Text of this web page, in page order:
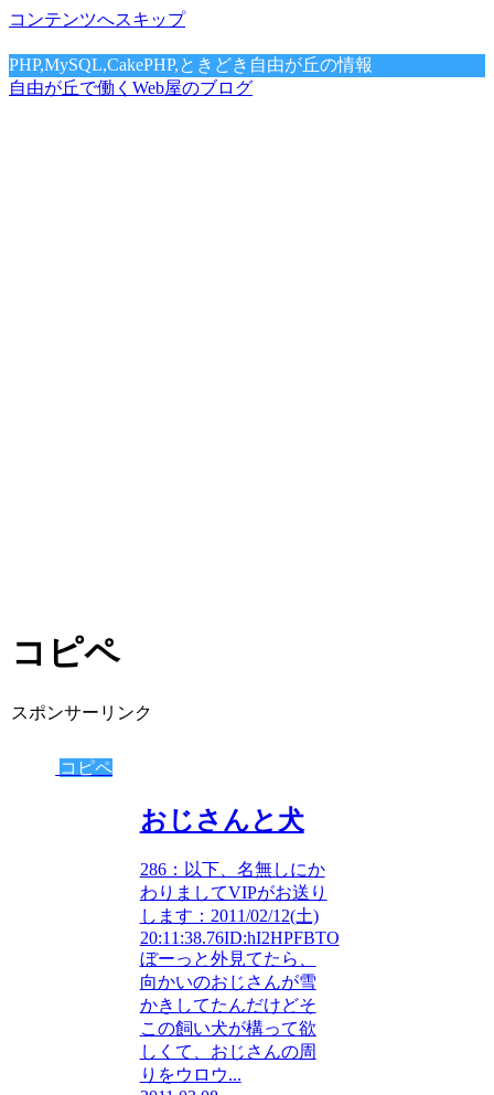
コンテンツへスキップ
PHP,MySQL,CakePHP,ときどき自由が丘の情報
自由が丘で働くWeb屋のブログ
コピペ
スポンサーリンク
コピペ
おじさんと犬
286：以下、名無しにか
わりましてVIPがお送り
します：2011/02/12(土)
20:11:38.76ID:hI2HPFBTO
ぼーっと外見てたら、
向かいのおじさんが雪
かきしてたんだけどそ
この飼い犬が構って欲
しくて、おじさんの周
りをウロウ...